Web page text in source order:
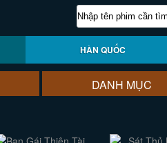
HÀN QUỐC
DANH MỤC